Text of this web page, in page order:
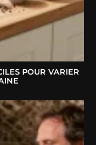
POUR VARIER